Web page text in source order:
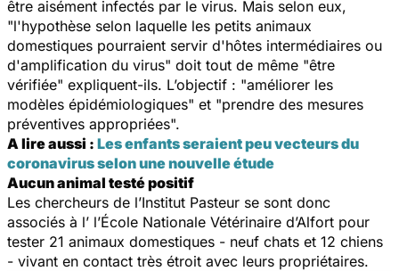
être aisément infectés par le virus. Mais selon eux,
"l'hypothèse selon laquelle les petits animaux
domestiques pourraient servir d'hôtes intermédiaires ou
d'amplification du virus" doit tout de même "être
vérifiée" expliquent-ils. L’objectif : "améliorer les
modèles épidémiologiques" et "prendre des mesures
préventives appropriées".
A lire aussi : Les enfants seraient peu vecteurs du
coronavirus selon une nouvelle étude
Aucun animal testé positif
Les chercheurs de l’Institut Pasteur se sont donc
associés à l’ l’École Nationale Vétérinaire d’Alfort pour
tester 21 animaux domestiques - neuf chats et 12 chiens
- vivant en contact très étroit avec leurs propriétaires.